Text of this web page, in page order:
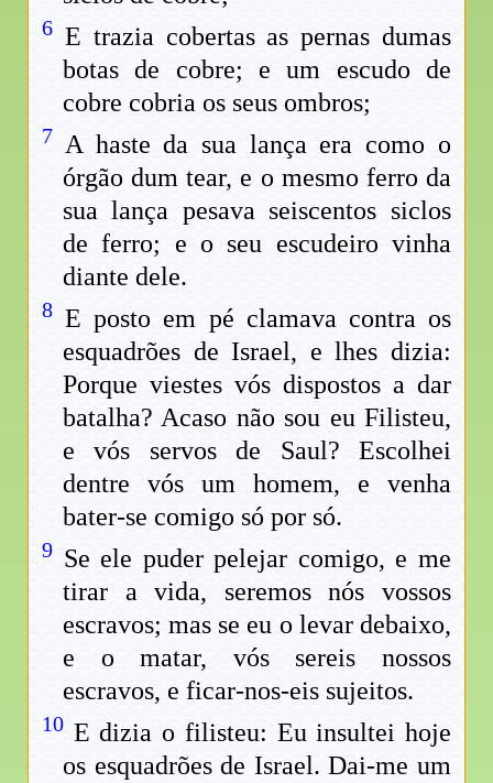
6 E trazia cobertas as pernas dumas
botas de cobre; e um escudo de
cobre cobria os seus ombros;
7 A haste da sua lança era como o
órgão dum tear, e o mesmo ferro da
sua lança pesava seiscentos siclos
de ferro; e o seu escudeiro vinha
diante dele.
8 E posto em pé clamava contra os
esquadrões de Israel, e lhes dizia:
Porque viestes vós dispostos a dar
batalha? Acaso não sou eu Filisteu,
e vós servos de Saul? Escolhei
dentre vós um homem, e venha
bater-se comigo só por só.
9 Se ele puder pelejar comigo, e me
tirar a vida, seremos nós vossos
escravos; mas se eu o levar debaixo,
e o matar, vós sereis nossos
escravos, e ficar-nos-eis sujeitos.
10 E dizia o filisteu: Eu insultei hoje
os esquadrões de Israel. Dai-me um